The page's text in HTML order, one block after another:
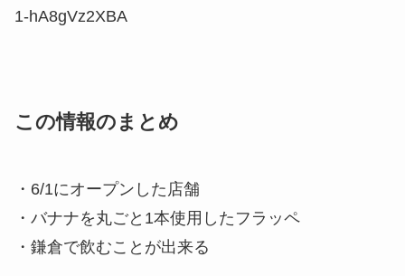
1-hA8gVz2XBA
この情報のまとめ
・6/1にオープンした店舗
・バナナを丸ごと1本使用したフラッペ
・鎌倉で飲むことが出来る